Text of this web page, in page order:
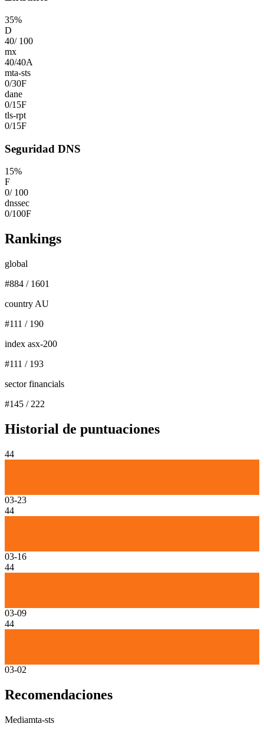
35%
D
40/ 100
mx
40/40A
mta-sts
0/30F
dane
0/15F
tls-rpt
0/15F
Seguridad DNS
15%
F
0/ 100
dnssec
0/100F
Rankings
global
#884 / 1601
country AU
#111 / 190
index asx-200
#111 / 193
sector financials
#145 / 222
Historial de puntuaciones
44
03-23
44
03-16
44
03-09
44
03-02
Recomendaciones
Mediamta-sts